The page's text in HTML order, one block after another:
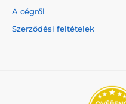
A cégről
Szerződési feltételek